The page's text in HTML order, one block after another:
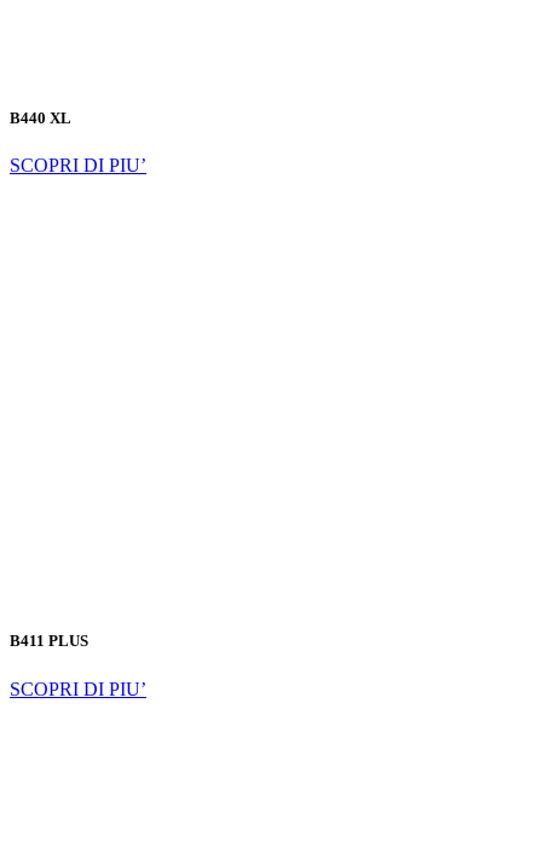
B440 XL
SCOPRI DI PIU’
B411 PLUS
SCOPRI DI PIU’